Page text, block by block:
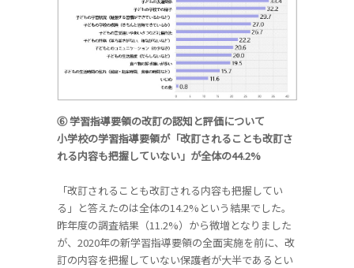
⑥ 学習指導要領の改訂の認知と評価について
小学校の学習指導要領が「改訂されることも改訂さ
れる内容も把握していない」が全体の44.2%
「改訂されることも改訂される内容も把握してい
る」と答えたのは全体の14.2%という結果でした。
昨年度の調査結果（11.2%）から微増となりました
が、2020年の新学習指導要領の全面実施を前に、改
訂の内容を把握していない保護者が大半であるとい